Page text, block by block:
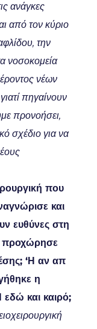
ανάγκες
από τον κύριο
την
νοσοκομεία
νέων
πηγαίνουν
προνοήσει,
σχέδιο για να
που
και
ευθύνες στη
προχώρησε
‘Η αν απ
η
και καιρό;